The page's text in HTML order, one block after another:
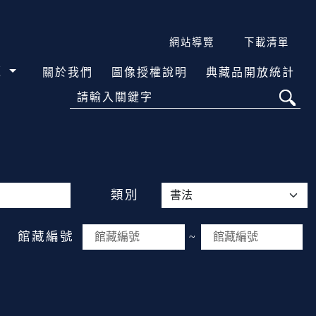
網站導覽 下載清單
關於我們 圖像授權說明 典藏品開放統計
請輸入關鍵字
類別
館藏編號 ~